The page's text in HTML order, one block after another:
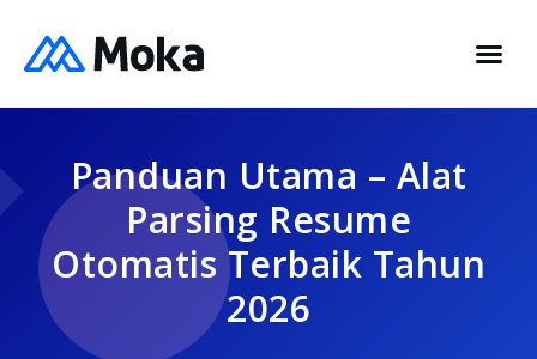
Panduan Utama – Alat
Parsing Resume
Otomatis Terbaik Tahun
2026